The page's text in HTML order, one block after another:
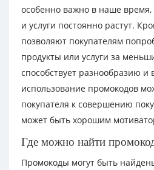
особенно важно в наше
и услуги постоянно растут.
позволяют покупателям
продукты или услуги за
способствует разнообразию и
использование промокодов
покупателя к совершению
может быть хорошим
Где можно найти
Промокоды могут быть